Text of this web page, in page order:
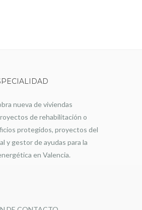
nueva de viviendas
de rehabilitación o
protegidos, proyectos del
y gestor de ayudas para la
en Valencia.